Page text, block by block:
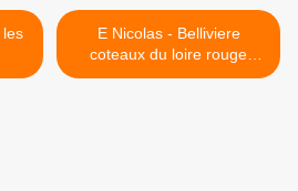
E Nicolas - Belliviere
coteaux du loire rouge
hommage à Louis Derré >